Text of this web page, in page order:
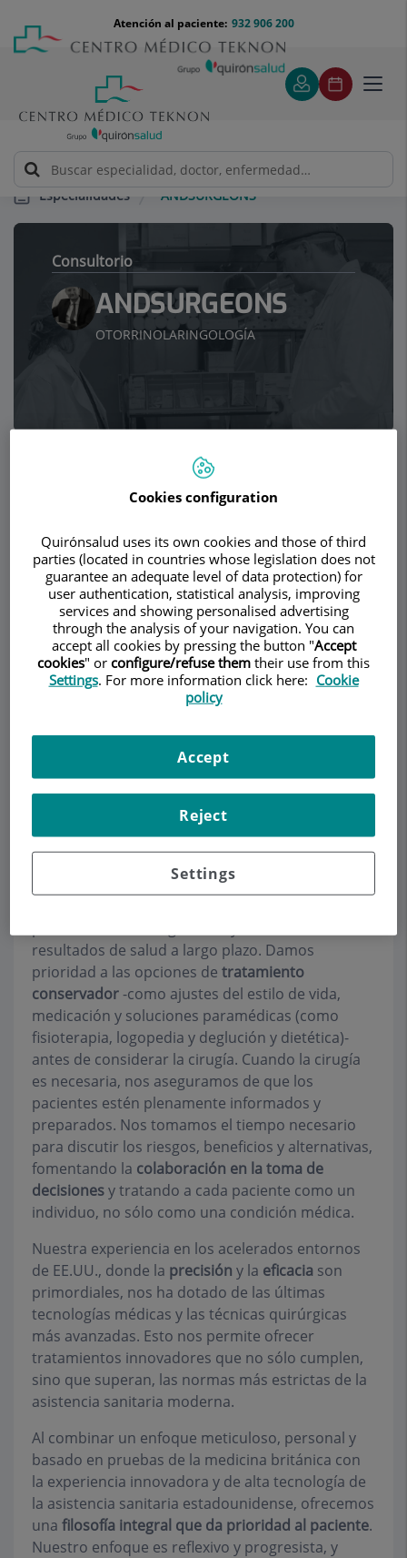
contenido
Menú
teléfono
cabecera
932 906 200
Atención al paciente:
Especialidades ANDSURGEONS
Consultorio
ANDSURGEONS
OTORRINOLARINGOLOGÍA
Contacto
Pedir cita
Descripción
ANDSURGEONS, nuestro enfoque de la
medicina y la cirugía está formado por una amplia
experiencia profesional tanto en el Reino Unido
como en los Estados Unidos. Nuestros médicos
ejerciendo en estos sistemas sanitarios de
renombre mundial, aportando a España una
perspectiva única sobre la atención al paciente.
Del Reino Unido, traemos un fuerte compromiso
con lamedicina basada en la evidenciay un
enfoque centrado en el paciente
analizar a fondo las preocupaciones de cada
resultados de salud a largo plazo. Damos
prioridad a las opciones de tratamiento
conservador-como ajustes del estilo de vida,
medicación y soluciones paramédicas (como
fisioterapia, logopedia y deglución y dietética)-
antes de considerar la cirugía. Cuando la cirugía
es necesaria, nos aseguramos de que los
pacientes estén plenamente informados y
preparados. Nos tomamos el tiempo necesario
para discutir los riesgos, beneficios y alternativas,
fomentando la colaboración en la toma de
decisionesy tratando a cada paciente como un
individuo, no sólo como una condición médica.
Nuestra experiencia en los acelerados entornos
de EE.UU., donde la precisión y la eficacia son
primordiales, nos ha dotado de las últimas
tecnologías médicas y las técnicas quirúrgicas
más avanzadas. Esto nos permite ofrecer
tratamientos innovadores que no sólo cumplen,
sino que superan, las normas más estrictas de la
asistencia sanitaria moderna.
Al combinar un enfoque meticuloso, personal y
basado en pruebas de la medicina británica con
la experiencia innovadora y de alta tecnología de
la asistencia sanitaria estadounidense, ofrecemos
una filosofía integral que da prioridad al paciente.
Nuestro enfoque es reflexivo y progresista, y
Cookies configuration
Quirónsalud uses its own cookies and those of third
parties (located in countries whose legislation does not
guarantee an adequate level of data protection) for
user authentication, statistical analysis, improving
services and showing personalised advertising
through the analysis of your navigation. You can
accept all cookies by pressing the button "Accept
cookies" or configure/refuse them their use from this
Settings. For more information click here: Cookie
policy
Settings
Reject
Accept